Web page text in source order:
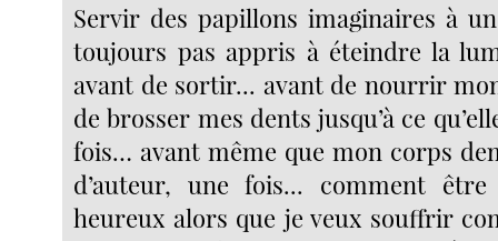
Servir des papillons imaginaires à
toujours pas appris à éteindre la
avant de sortir... avant de nourrir
de brosser mes dents jusqu’à ce
fois… avant même que mon corps
d’auteur, une fois... comment être
heureux alors que je veux souffrir